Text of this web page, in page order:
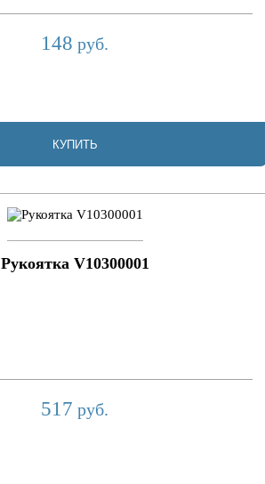
148 руб.
КУПИТЬ
Рукоятка V10300001
517 руб.